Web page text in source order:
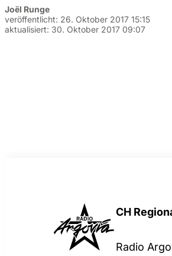
Joël Runge
veröffentlicht: 26. Oktober 2017 15:15
aktualisiert: 30. Oktober 2017 09:07
CH
Radio